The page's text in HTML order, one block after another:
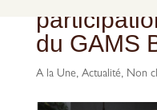
du GAMS
A la Une, Actualité, Non